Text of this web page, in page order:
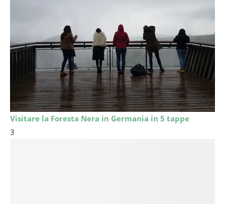
Visitare la Foresta Nera in Germania in 5 tappe
3